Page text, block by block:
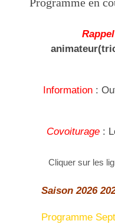
Rappel
Information:
Covoiturage :
Cliquer sur les
Saison 2026
Programme